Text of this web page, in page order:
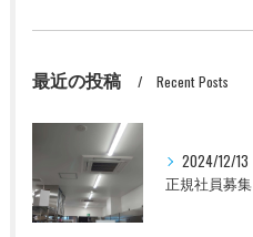
最近の投稿 Recent Posts
2024/12/13
正規社員募集